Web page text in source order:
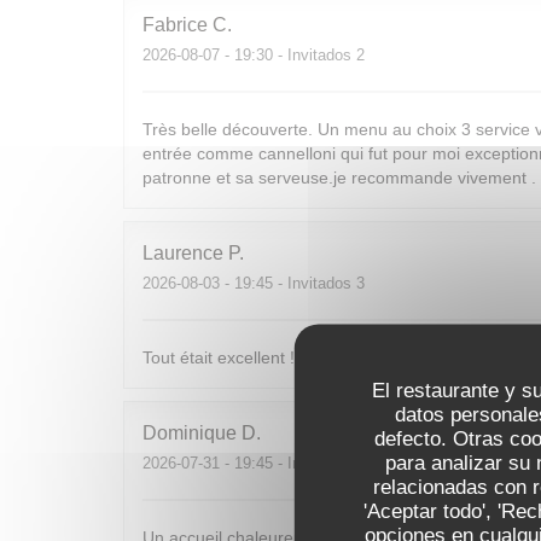
El restaurante y
datos
defecto. Otras
para analizar su
relacionadas con
'Aceptar todo',
opciones en
Fabrice C
2026-08-07 - 19:30 - Invitados 2
Très belle découverte. Un menu au choix 3
entrée comme cannelloni qui fut pour moi
patronne et sa serveuse.je recommande vivement .
Laurence P
2026-08-03 - 19:45 - Invitados 3
Tout était excellent !
Dominique D
2026-07-31 - 19:45 - Invitados 4